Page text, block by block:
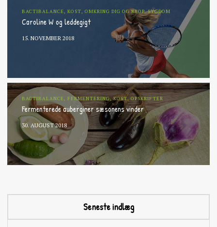
BACTIBALANCE, KOST, OMKRING DIG OG KROP, SYGDOM
Caroline W og leddegigt
15. NOVEMBER 2018
BACTIBALANCE, FERMENTERING, KOST, OPSKRIFTER
Fermenterede auberginer sæsonens vinder
30. AUGUST 2018
Seneste indlæg